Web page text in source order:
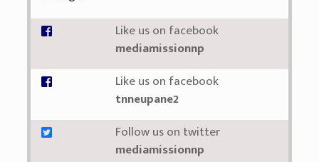
Like us on facebook
mediamissionnp
Like us on facebook
tnneupane2
Follow us on twitter
mediamissionnp